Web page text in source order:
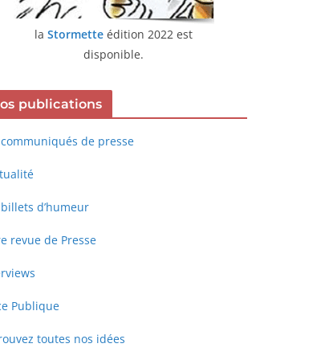
la Stormette édition 2022 est
disponible.
publications
communiqués de presse
billets d’humeur
revue de Presse
Publique
toutes nos idées